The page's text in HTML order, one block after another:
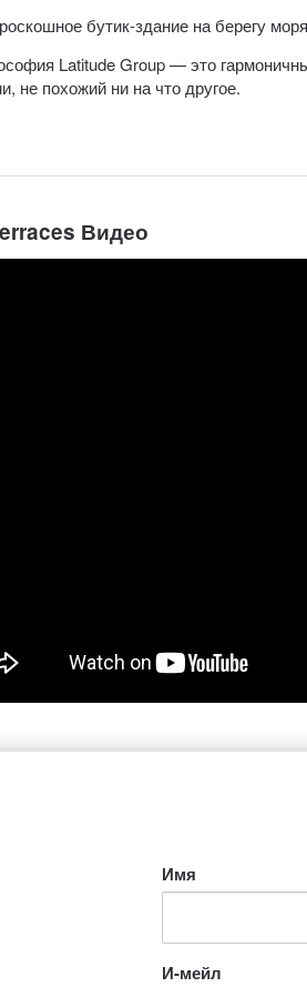
бутик-здание на берегу
Latitude Group — это
не похожий ни на что другое.
Видео
Имя
И-мейл